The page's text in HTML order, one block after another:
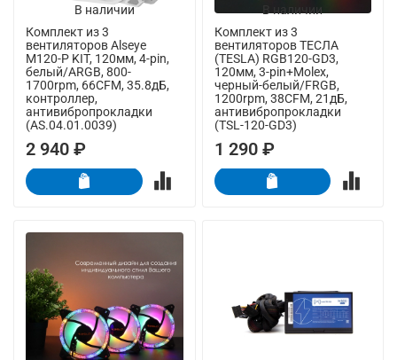
В наличии
Комплект из 3
вентиляторов Alseye
M120-P KIT, 120мм, 4-pin,
белый/ARGB, 800-
1700rpm, 66CFM, 35.8дБ,
контроллер,
антивибропрокладки
(AS.04.01.0039)
2 940 ₽
В наличии
Комплект из 3
вентиляторов ТЕСЛА
(TESLA) RGB120-GD3,
120мм, 3-pin+Molex,
черный-белый/FRGB,
1200rpm, 38CFM, 21дБ,
антивибропрокладки
(TSL-120-GD3)
1 290 ₽